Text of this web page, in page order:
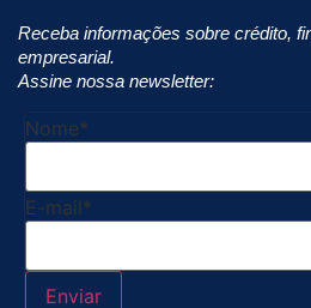
Receba informações sobre crédito,
empresarial.
Assine nossa newsletter:
Nome*
E-mail*